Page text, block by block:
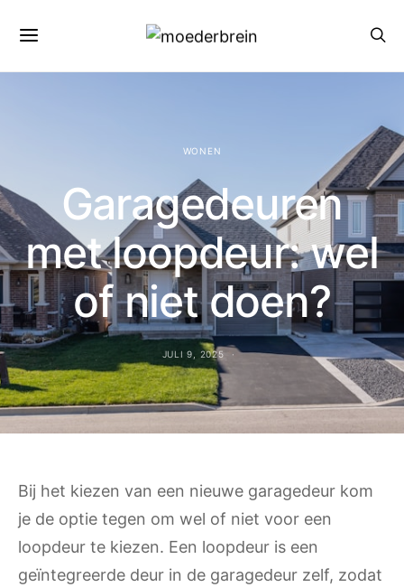
WONEN
Garagedeuren
met loopdeur: wel
of niet doen?
JULI 9, 2025
Bij het kiezen van een nieuwe garagedeur kom
je de optie tegen om wel of niet voor een
loopdeur te kiezen. Een loopdeur is een
geïntegreerde deur in de garagedeur zelf, zodat